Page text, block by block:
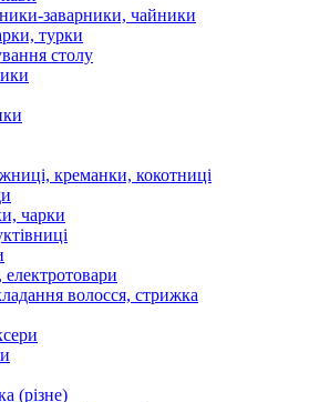
заварники, чайники
турки
столу
креманки, кокотниці
чарки
електротовари
волосся, стрижка
(різне)